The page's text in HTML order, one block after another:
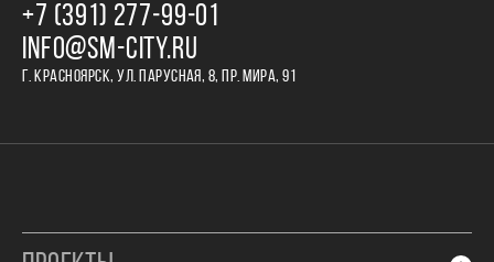
+7 (391) 277‒99‒01
INFO@SM-CITY.RU
Г. КРАСНОЯРСК, УЛ. ПАРУСНАЯ, 8, ПР. МИРА, 91